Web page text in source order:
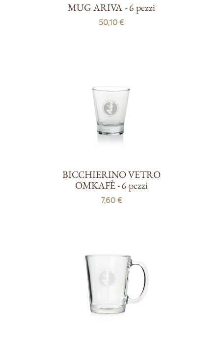
MUG ARIVA - 6 pezzi
50,10 €
BICCHIERINO VETRO
OMKAFÈ - 6 pezzi
7,60 €